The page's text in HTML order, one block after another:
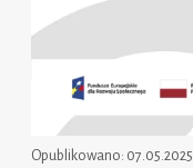
Opublikowano: 07.05.2025